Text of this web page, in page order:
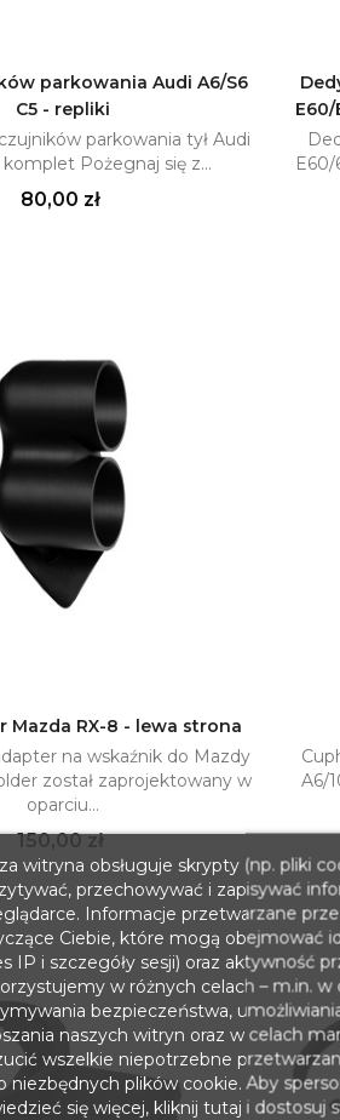
Dodaj do koszyka
parkowania Audi A6/S6
C5 - repliki
parkowania tył Audi
komplet Pożegnaj się z...
Cena
80,00 zł
E60/
do koszyka
Mazda RX-8 - lewa strona
na wskaźnik do Mazdy
został zaprojektowany w
oparciu...
Cena
150,00 zł
A6/
witryna obsługuje skrypty (np. pliki
przechowywać i zapisywać
Informacje przetwarzane
Ciebie, które mogą obejmować
IP i szczegóły sesji) oraz aktywność
w różnych celach – m.in. w
bezpieczeństwa,
naszych witryn oraz w celach
wszelkie niepotrzebne
niezbędnych plików cookie. Aby
się więcej, kliknij tutaj i dostosuj